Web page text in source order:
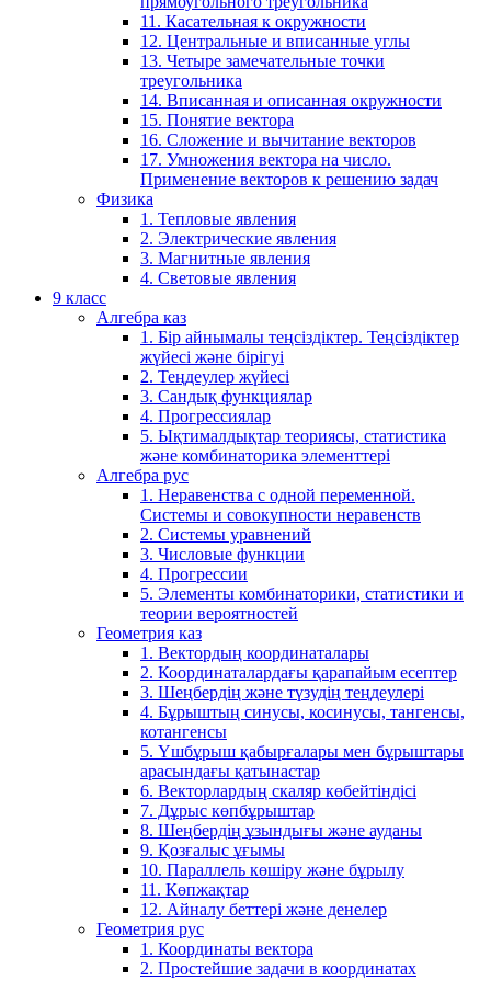
11. Касательная к окружности
12. Центральные и вписанные углы
13. Четыре замечательные точки
треугольника
14. Вписанная и описанная окружности
15. Понятие вектора
16. Сложение и вычитание векторов
17. Умножения вектора на число.
Применение векторов к решению задач
Физика
1. Тепловые явления
2. Электрические явления
3. Магнитные явления
4. Световые явления
9 класс
Алгебра каз
1. Бір айнымалы теңсіздіктер. Теңсіздіктер
жүйесі және бірігуі
2. Теңдеулер жүйесі
3. Сандық функциялар
4. Прогрессиялар
5. Ықтималдықтар теориясы, статистика
және комбинаторика элементтері
Алгебра рус
1. Неравенства с одной переменной.
Системы и совокупности неравенств
2. Системы уравнений
3. Числовые функции
4. Прогрессии
5. Элементы комбинаторики, статистики и
теории вероятностей
Геометрия каз
1. Вектордың координаталары
2. Координаталардағы қарапайым есептер
3. Шеңбердің және түзудің теңдеулері
4. Бұрыштың синусы, косинусы, тангенсы,
котангенсы
5. Үшбұрыш қабырғалары мен бұрыштары
арасындағы қатынастар
6. Векторлардың скаляр көбейтіндісі
7. Дұрыс көпбұрыштар
8. Шеңбердің ұзындығы және ауданы
9. Қозғалыс ұғымы
10. Параллель көшіру және бұрылу
11. Көпжақтар
12. Айналу беттері және денелер
Геометрия рус
1. Координаты вектора
2. Простейшие задачи в координатах